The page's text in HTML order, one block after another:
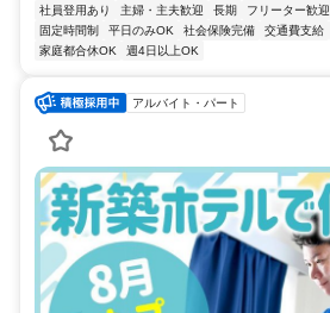
社員登用あり 主婦・主夫歓迎 長期 フリーター歓迎
固定時間制
平日のみOK 社会保険完備 交通費支給
家庭都合休OK
週4日以上OK
アルバイト・パート